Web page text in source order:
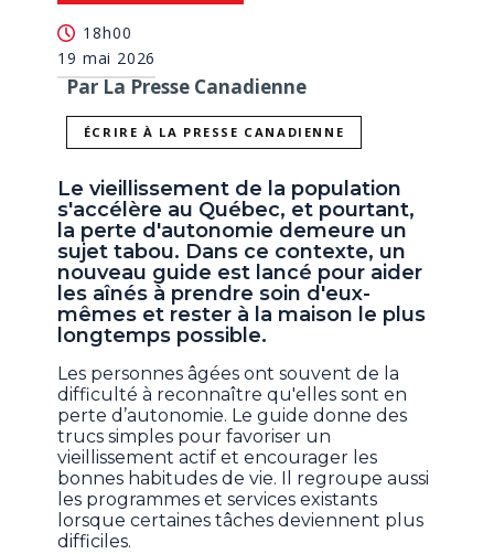
18h00
19 mai 2026
Par La Presse Canadienne
ÉCRIRE À LA PRESSE CANADIENNE
Le vieillissement de la population
s'accélère au Québec, et pourtant,
la perte d'autonomie demeure un
sujet tabou. Dans ce contexte, un
nouveau guide est lancé pour aider
les aînés à prendre soin d'eux-
mêmes et rester à la maison le plus
longtemps possible.
Les personnes âgées ont souvent de la
difficulté à reconnaître qu'elles sont en
perte d’autonomie. Le guide donne des
trucs simples pour favoriser un
vieillissement actif et encourager les
bonnes habitudes de vie. Il regroupe aussi
les programmes et services existants
lorsque certaines tâches deviennent plus
difficiles.